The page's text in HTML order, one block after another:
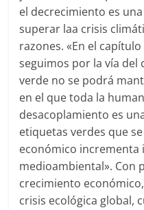
el decrecimiento es
superar laa crisis
razones. «En el
seguimos por la vía
verde no se podrá
en el que toda la
desacoplamiento es
etiquetas verdes que
económico incrementa
medioambiental». Con
crecimiento
crisis ecológica global,